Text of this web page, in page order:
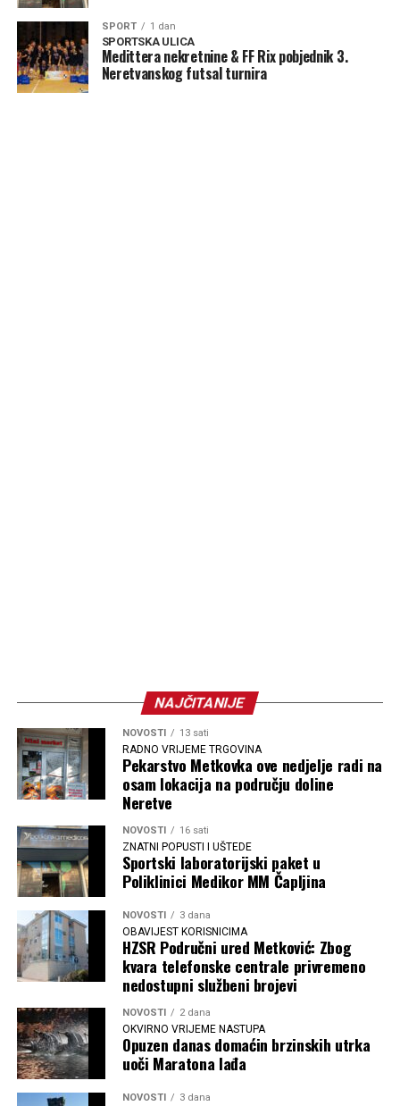
SPORT 1 dan
SPORTSKA ULICA
Medittera nekretnine & FF Rix pobjednik 3.
Neretvanskog futsal turnira
NAJČITANIJE
NOVOSTI 13 sati
RADNO VRIJEME TRGOVINA
Pekarstvo Metkovka ove nedjelje radi na
osam lokacija na području doline
Neretve
NOVOSTI 16 sati
ZNATNI POPUSTI I UŠTEDE
Sportski laboratorijski paket u
Poliklinici Medikor MM Čapljina
NOVOSTI 3 dana
OBAVIJEST KORISNICIMA
HZSR Područni ured Metković: Zbog
kvara telefonske centrale privremeno
nedostupni službeni brojevi
NOVOSTI 2 dana
OKVIRNO VRIJEME NASTUPA
Opuzen danas domaćin brzinskih utrka
uoči Maratona lađa
NOVOSTI 3 dana